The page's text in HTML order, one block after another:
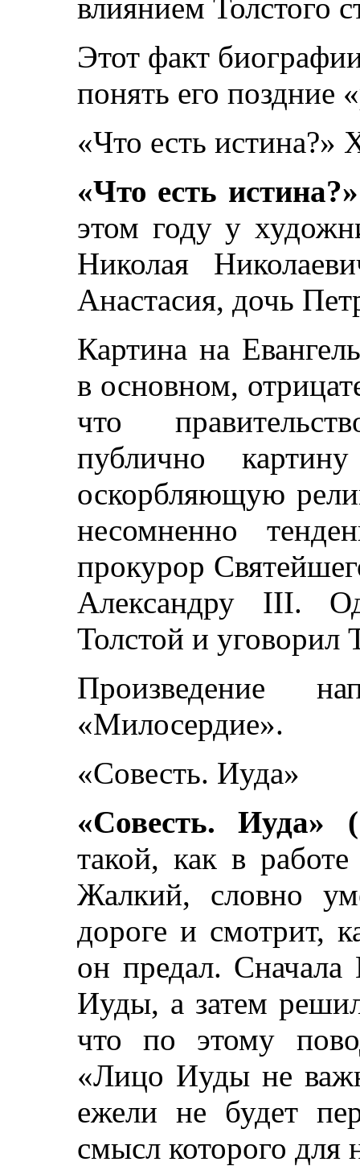
влиянием Толстого
Этот факт
понять его поздние
«Что есть истина?»
«Что есть
этом году у
Николая
Анастасия, дочь
Картина на
в основном,
что
публично
оскорбляющую
несомненно
прокурор
Александру III.
Толстой и уговорил
Произведение
«Милосердие».
«Совесть. Иуда»
«Совесть. Иуда»
такой, как в
Жалкий, словно
дороге и смотрит,
он предал. Сначала
Иуды, а затем
что по этому
«Лицо Иуды не
ежели не будет
смысл которого для